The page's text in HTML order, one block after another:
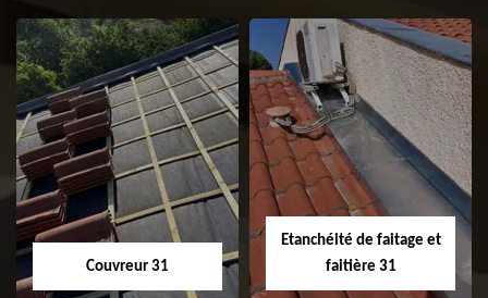
Couvreur 31
Etanchéité de faitage et
faitière 31